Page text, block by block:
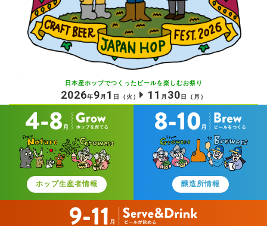
日本産ホップでつくったビールを楽しむお祭り
2026年9月 1 日 （火） 11 月 30 日 （月）
ホップ生産者情報 醸造所情報